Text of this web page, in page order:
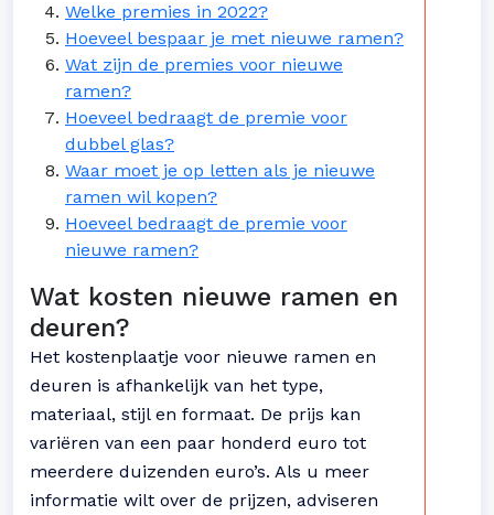
Welke premies in 2022?
Hoeveel bespaar je met nieuwe ramen?
Wat zijn de premies voor nieuwe
ramen?
Hoeveel bedraagt de premie voor
dubbel glas?
Waar moet je op letten als je nieuwe
ramen wil kopen?
Hoeveel bedraagt de premie voor
nieuwe ramen?
Wat kosten nieuwe ramen en
deuren?
Het kostenplaatje voor nieuwe ramen en
deuren is afhankelijk van het type,
materiaal, stijl en formaat. De prijs kan
variëren van een paar honderd euro tot
meerdere duizenden euro’s. Als u meer
informatie wilt over de prijzen, adviseren